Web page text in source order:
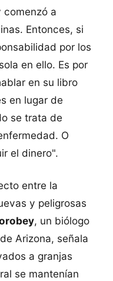
a
Entonces, si
por los
en ello. Es por
en su libro
en lugar de
se trata de
O
el dinero".
entre la
y peligrosas
, un biólogo
Arizona, señala
a granjas
se mantenían